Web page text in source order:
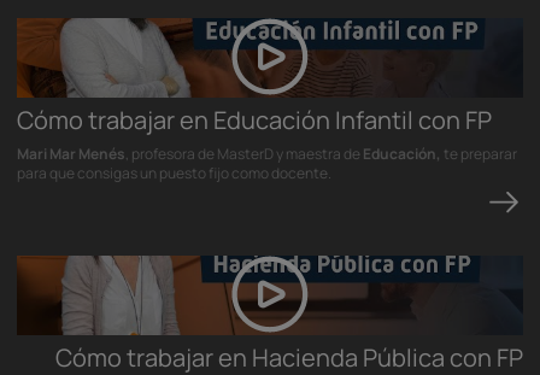
Cómo trabajar en Educación Infantil con FP
Mari Mar Menés, profesora de MasterD y maestra de Educación, te preparar
para que consigas un puesto fijo como docente.
Cómo trabajar en Hacienda Pública con FP